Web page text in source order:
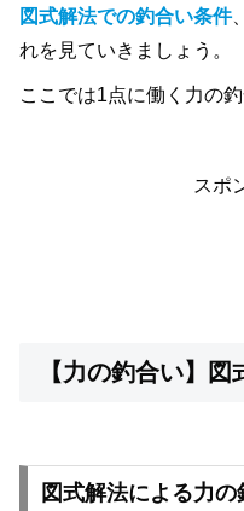
図式解法での釣合い条件、
れを見ていきましょう。
ここでは1点に働く力の
スポ
【力の釣合い】図
図式解法による力